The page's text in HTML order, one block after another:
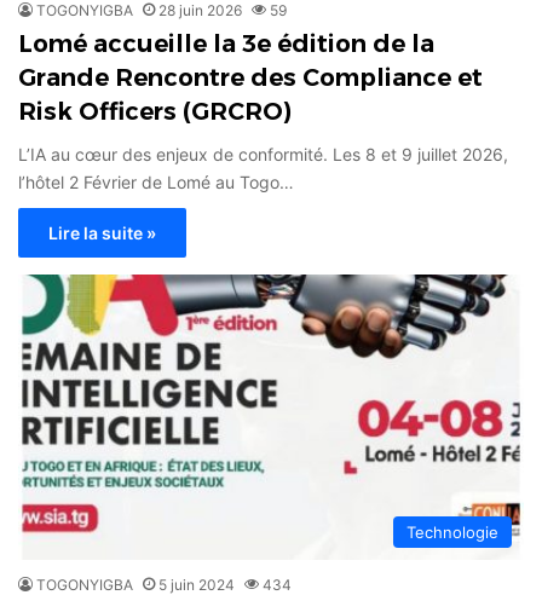
TOGONYIGBA 28 juin 2026 59
Lomé accueille la 3e édition de la
Grande Rencontre des Compliance et
Risk Officers (GRCRO)
L’IA au cœur des enjeux de conformité. Les 8 et 9 juillet 2026,
l’hôtel 2 Février de Lomé au Togo…
Lire la suite »
Technologie
TOGONYIGBA 5 juin 2024 434